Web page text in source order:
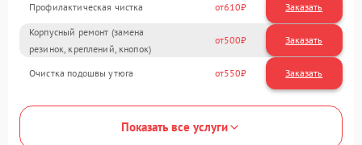
Профилактическая чистка 610
Корпусный ремонт (замена
резинок, креплений, кнопок)
500
Очистка подошвы утюга 550
Показать все услуги